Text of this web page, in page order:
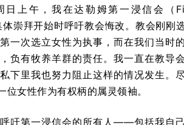
上午，我在达勒姆第一浸信会（
崇拜开始时呼吁教会悔改。教会刚刚
一次选立女性为执事，而在我们当时
负有牧养羊群的责任。我一直在教导
下里我也努力阻止这样的情况发生。
女性作为有权柄的属灵领袖。
吁第一浸信会的所有人——包括我自